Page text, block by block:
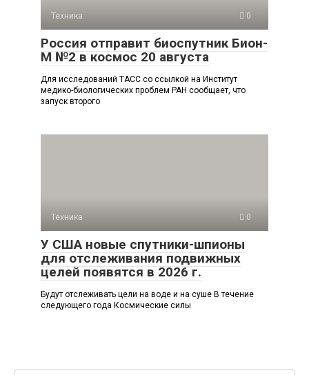
Техника 0
Россия отправит биоспутник Бион-
М №2 в космос 20 августа
Для исследований ТАСС со ссылкой на Институт
медико-биологических проблем РАН сообщает, что
запуск второго
Техника 0
У США новые спутники-шпионы
для отслеживания подвижных
целей появятся в 2026 г.
Будут отслеживать цели на воде и на суше В течение
следующего года Космические силы